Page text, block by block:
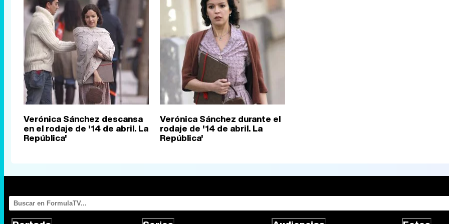
Verónica Sánchez descansa
en el rodaje de '14 de abril. La
República'
Verónica Sánchez durante el
rodaje de '14 de abril. La
República'